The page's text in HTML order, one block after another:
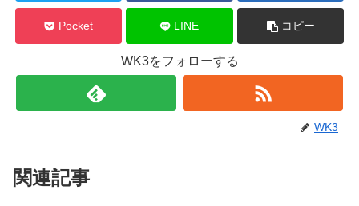
Pocket LINE コピー
WK3をフォローする
WK3
関連記事